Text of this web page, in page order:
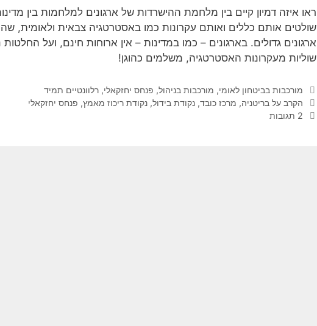
ראו איזה דמיון קיים בין מלחמת ההישרדות של ארגונים למלחמות בין
שולטים אותם כללים ואותם עקרונות כמו באסטרטגיה צבאית ולאומית,
ארגונים גדולים. בארגונים – כמו במדינות – אין ארוחות חינם, ועל
שוליות מעקרונות האסטרטגיה, משלמים כהוגן!
קטגוריות
מורכבות בביטחון לאומי, מורכבות בניהול, פנחס יחזקאלי, רלוונטיים תמיד
תגיות
הקרב על בריטניה, מרכז כובד, נקודת בידול, נקודת ריכוז מאמץ, פנחס יחזקאלי
2 תגובות